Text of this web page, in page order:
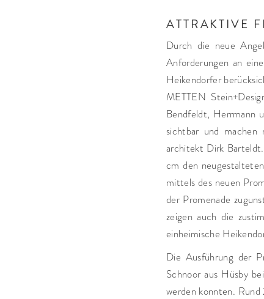
ATTRAKTIVE
Durch die neue
Anforderungen an
Heikendorfer
METTEN
Bendfeldt, Herrmann
sichtbar und machen
architekt Dirk
cm den
mittels des neuen
der Promenade
zeigen auch die
einheimische
Die Ausführung der
Schnoor aus Hüsby
werden konnten.